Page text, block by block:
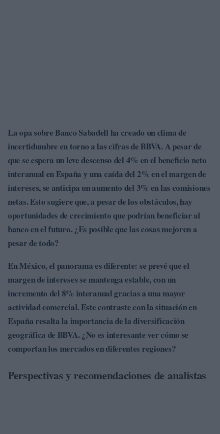
La opa sobre Banco Sabadell ha creado un clima de
incertidumbre en torno a las cifras de BBVA. A pesar de
que se espera un leve descenso del 4% en el beneficio neto
interanual en España y una caída del 2%en el margen de
intereses, se anticipa un aumento del 3% en las comisiones
netas. Esto sugiere que, a pesar de los obstáculos, hay
oportunidades de crecimiento que podrían beneficiar al
banco en el futuro. ¿Es posible que las cosas mejoren a
pesar de todo?
En México, el panorama es diferente: se prevé que el
margen de intereses se mantenga estable, con un
incremento del 8% interanual gracias a una mayor
actividad comercial. Este contraste con la situación en
España resalta la importancia de la diversificación
geográfica de BBVA. ¿No es interesante ver cómo se
comportan los mercados en diferentes regiones?
Perspectivas y recomendaciones de analistas